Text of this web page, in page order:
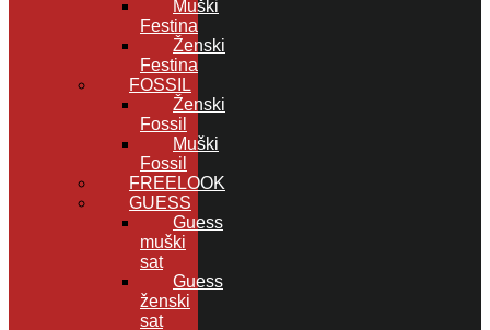
Muški
Festina
Ženski
Festina
FOSSIL
Ženski
Fossil
Muški
Fossil
FREELOOK
GUESS
Guess
muški
sat
Guess
ženski
sat